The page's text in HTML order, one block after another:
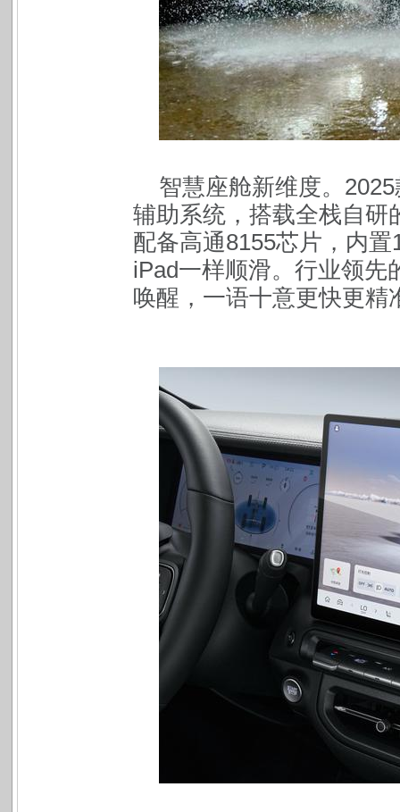
智慧座舱新维度。
辅助系统，搭载全栈自研
配备高通8155芯片，内
iPad一样顺滑。行业领先
唤醒，一语十意更快更精